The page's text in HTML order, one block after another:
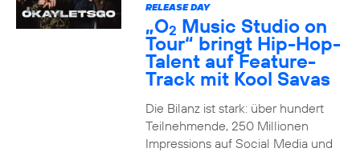
RELEASE DAY
„O2 Music Studio on
Tour“ bringt Hip-Hop-
Talent auf Feature-
Track mit Kool Savas
Die Bilanz ist stark: über hundert
Teilnehmende, 250 Millionen
Impressions auf Social Media und